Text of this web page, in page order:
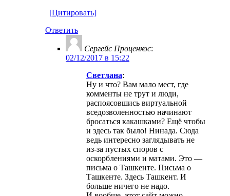
[Цитировать]
Ответить
Сергейс Проценкос:
02/12/2017 в 15:22
Светлана:
Ну и что? Вам мало мест, где
комменты не трут и люди,
распоясовшись виртуальной
вседозволенностью начинают
бросаться какашками? Ещё чтобы
и здесь так было! Нинада. Сюда
ведь интересно заглядывать не
из-за пустых споров с
оскорблениями и матами. Это —
письма о Ташкенте. Письма о
Ташкенте. Здесь Ташкент. И
больше ничего не надо.